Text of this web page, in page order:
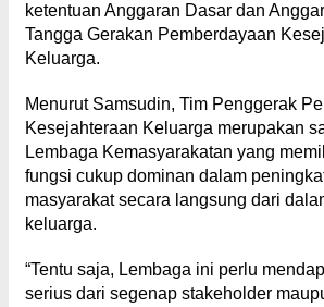
ketentuan Anggaran Dasar dan
Tangga Gerakan Pemberdayaan
Keluarga.
Menurut Samsudin, Tim Penggerak
Kesejahteraan Keluarga merupakan
Lembaga Kemasyarakatan yang
fungsi cukup dominan dalam
masyarakat secara langsung dari
keluarga.
“Tentu saja, Lembaga ini perlu
serius dari segenap stakeholder